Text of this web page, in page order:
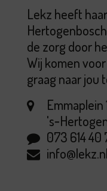
Lekz heeft
de zorg door
Wij komen
graag naar jou
Emmaplein
073 614 40
info@lekz.nl